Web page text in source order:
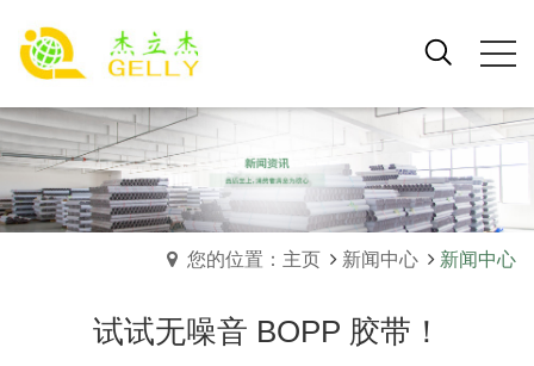
您的位置：主页 新闻中心 新闻中心
试试无噪音 BOPP 胶带！